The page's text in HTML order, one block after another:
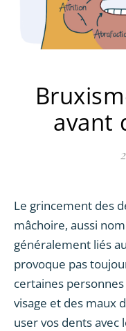
avant
Le grincement des dents et le serrage de la
mâchoire, aussi
généralement liés
provoque pas
certaines
visage et des maux
user vos dents avec